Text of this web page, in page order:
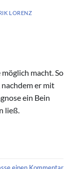
LORENZ
macht. So
er mit
ein Bein
ließ.
einen Kommentar